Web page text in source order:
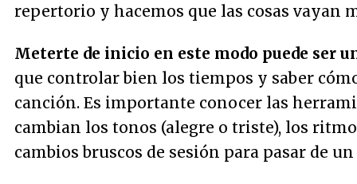
repertorio y hacemos que las cosas vayan
Meterte de inicio en este modo puede ser
que controlar bien los tiempos y saber
canción. Es importante conocer las
cambian los tonos (alegre o triste), los
cambios bruscos de sesión para pasar de